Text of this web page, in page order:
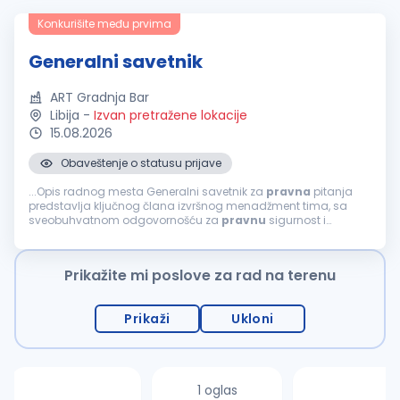
Konkurišite među prvima
Generalni savetnik
ART Gradnja Bar
Libija - Izvan pretražene lokacije
15.08.2026
Obaveštenje o statusu prijave
...Opis radnog mesta Generalni savetnik za pravna pitanja
predstavlja ključnog člana izvršnog menadžment tima, sa
sveobuhvatnom odgovornošću za pravnu sigurnost i
poslovima, ova pozicija ima...
Prikažite mi poslove za rad na terenu
Prikaži Ukloni
1 oglas